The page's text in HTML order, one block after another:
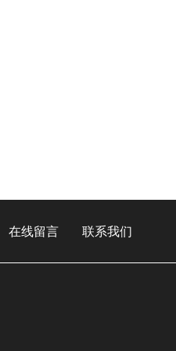
在线留言 联系我们